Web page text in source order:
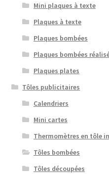
Mini plaques à texte
Plaques à texte
Plaques bombées
Plaques bombées
Plaques plates
Tôles publicitaires
Calendriers
Mini cartes
Thermomètres en tôle
Tôles bombées
Tôles découpées